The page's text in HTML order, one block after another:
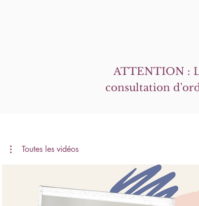
ATTENTION :
consultation
Toutes les vidéos